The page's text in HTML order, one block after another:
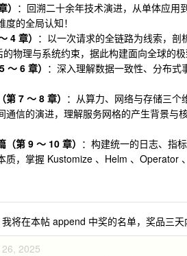
：回溯二十余年技术演进，从单体应
的全局认知！
4 章） ：以一次请求的全链路为线索，
的物理与系统约束，据此构建面向全球的极
～ 6 章） ：深入理解数据一致性、分布
7 ～ 8 章） ：从算力、网络与存储三
通信的演进，理解服务网格的产生背景与
第 9 ～ 10 章） ：构建统一的日志、指
质，掌握 Kustomize 、Helm 、Operator
将在本帖 append 中奖的名单，奖品三天
2025